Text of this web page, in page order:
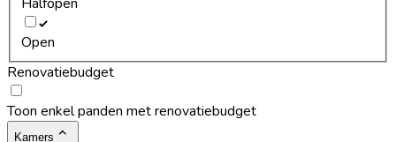
Halfopen
Open
Renovatiebudget
Toon enkel panden met renovatiebudget
Kamers